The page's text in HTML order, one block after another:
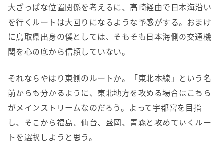
大ざっぱな位置関係を考えるに、高崎経由で日本海沿い
を行くルートは大回りになるような予感がする。おまけ
に鳥取県出身の僕としては、そもそも日本海側の交通機
関を心の底から信頼していない。
それならやはり東側のルートか。「東北本線」という名
前からも分かるように、東北地方を攻める場合はこちら
がメインストリームなのだろう。よって宇都宮を目指
し、そこから福島、仙台、盛岡、青森と攻めていくルー
トを選択しようと思う。